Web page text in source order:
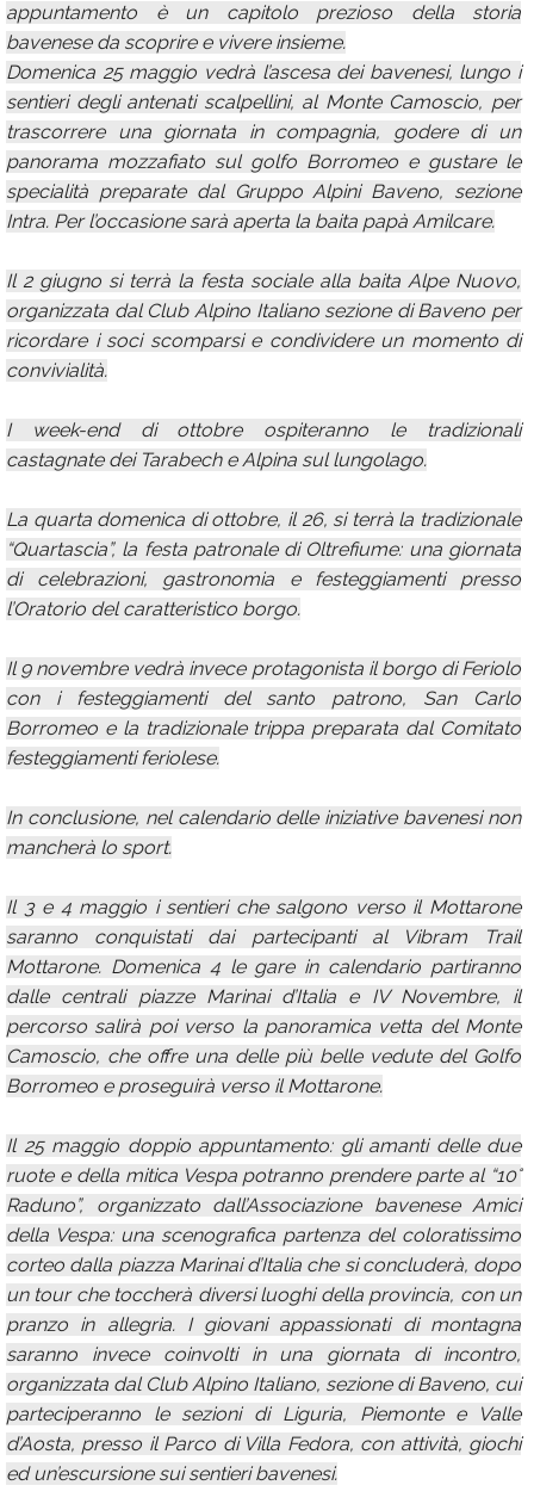
appuntamento è un capitolo prezioso della storia
bavenese da scoprire e vivere insieme.
Domenica 25 maggio vedrà l’ascesa dei bavenesi, lungo i
sentieri degli antenati scalpellini, al Monte Camoscio, per
trascorrere una giornata in compagnia, godere di un
panorama mozzafiato sul golfo Borromeo e gustare le
specialità preparate dal Gruppo Alpini Baveno, sezione
Intra. Per l’occasione sarà aperta la baita papà Amilcare.
Il 2 giugno si terrà la festa sociale alla baita Alpe Nuovo,
organizzata dal Club Alpino Italiano sezione di Baveno per
ricordare i soci scomparsi e condividere un momento di
convivialità.
I week-end di ottobre ospiteranno le tradizionali
castagnate dei Tarabech e Alpina sul lungolago.
La quarta domenica di ottobre, il 26, si terrà la tradizionale
“Quartascia”, la festa patronale di Oltrefiume: una giornata
di celebrazioni, gastronomia e festeggiamenti presso
l’Oratorio del caratteristico borgo.
Il 9 novembre vedrà invece protagonista il borgo di Feriolo
con i festeggiamenti del santo patrono, San Carlo
Borromeo e la tradizionale trippa preparata dal Comitato
festeggiamenti feriolese.
In conclusione, nel calendario delle iniziative bavenesi non
mancherà lo sport.
Il 3 e 4 maggio i sentieri che salgono verso il Mottarone
saranno conquistati dai partecipanti al Vibram Trail
Mottarone. Domenica 4 le gare in calendario partiranno
dalle centrali piazze Marinai d’Italia e IV Novembre, il
percorso salirà poi verso la panoramica vetta del Monte
Camoscio, che offre una delle più belle vedute del Golfo
Borromeo e proseguirà verso il Mottarone.
Il 25 maggio doppio appuntamento: gli amanti delle due
ruote e della mitica Vespa potranno prendere parte al “10°
Raduno”, organizzato dall’Associazione bavenese Amici
della Vespa: una scenografica partenza del coloratissimo
corteo dalla piazza Marinai d’Italia che si concluderà, dopo
un tour che toccherà diversi luoghi della provincia, con un
pranzo in allegria. I giovani appassionati di montagna
saranno invece coinvolti in una giornata di incontro,
organizzata dal Club Alpino Italiano, sezione di Baveno, cui
parteciperanno le sezioni di Liguria, Piemonte e Valle
d’Aosta, presso il Parco di Villa Fedora, con attività, giochi
ed un’escursione sui sentieri bavenesi.